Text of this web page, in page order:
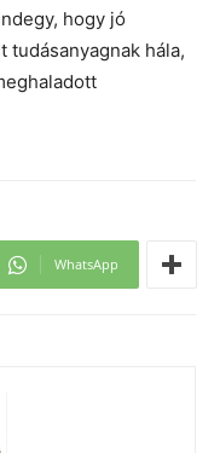
hogy jó
tudásanyagnak hála,
WhatsApp